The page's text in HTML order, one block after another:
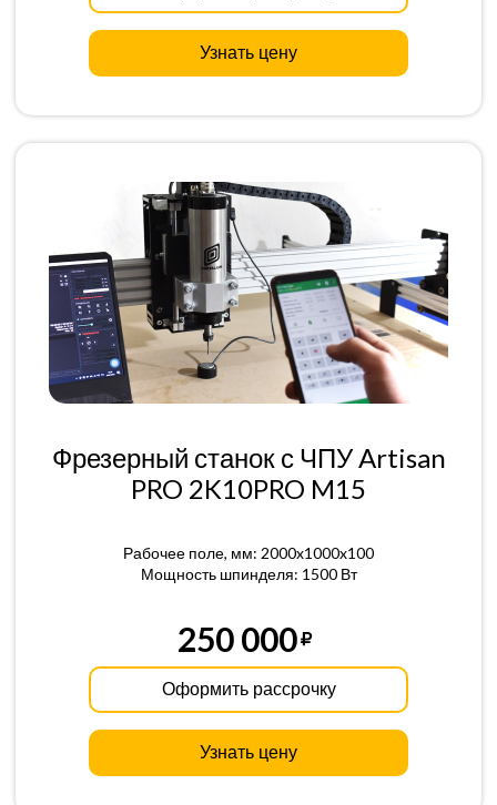
Узнать цену
Фрезерный станок с ЧПУ Artisan
PRO 2K10PRO M15
Рабочее поле, мм: 2000x1000x100
Мощность шпинделя: 1500 Вт
250 000
Оформить рассрочку
Узнать цену